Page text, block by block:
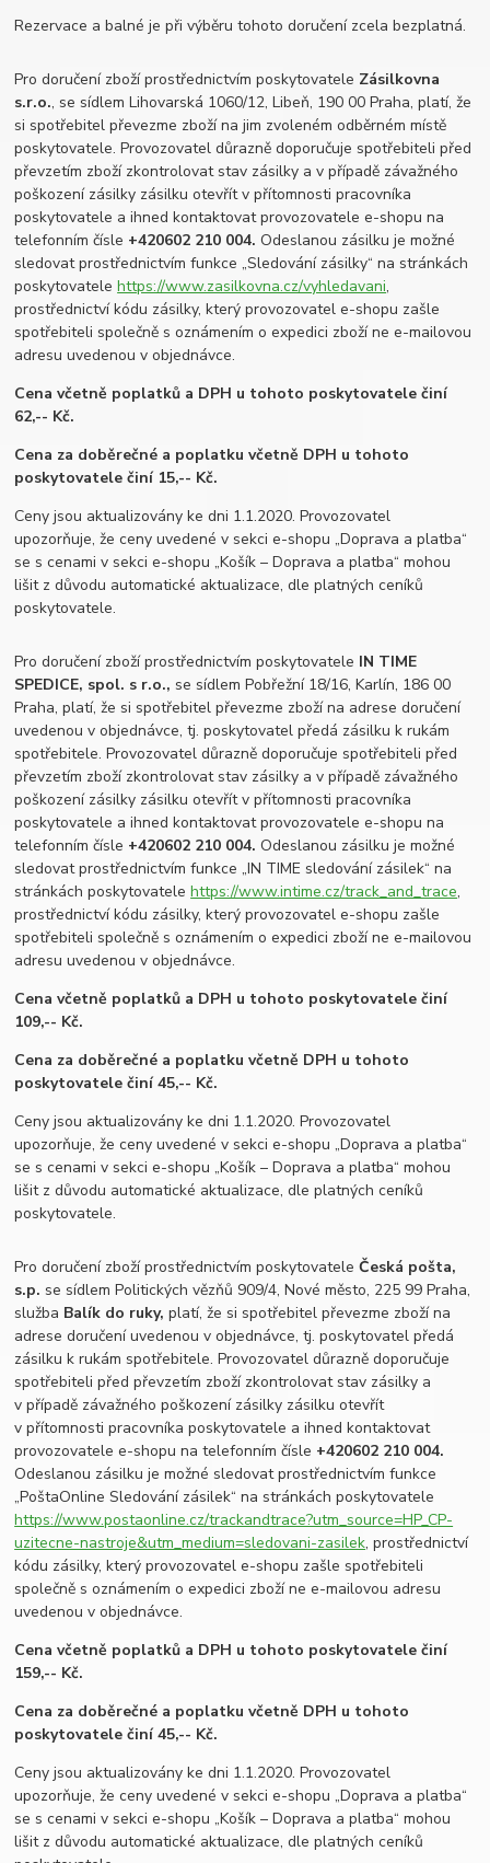
Rezervace a balné je při výběru tohoto doručení zcela bezplatná.
Pro doručení zboží prostřednictvím poskytovatele Zásilkovna
s.r.o., se sídlem Lihovarská 1060/12, Libeň, 190 00 Praha, platí, že
si spotřebitel převezme zboží na jim zvoleném odběrném místě
poskytovatele. Provozovatel důrazně doporučuje spotřebiteli před
převzetím zboží zkontrolovat stav zásilky a v případě závažného
poškození zásilky zásilku otevřít v přítomnosti pracovníka
poskytovatele a ihned kontaktovat provozovatele e-shopu na
telefonním čísle +420602 210 004.Odeslanou zásilku je možné
sledovat prostřednictvím funkce „Sledování zásilky“ na stránkách
poskytovatelehttps://www.zasilkovna.cz/vyhledavani,
prostřednictví kódu zásilky, který provozovatel e-shopu zašle
spotřebiteli společně s oznámením o expedici zboží ne e-mailovou
adresu uvedenou v objednávce.
Cena včetně poplatků a DPH u tohoto poskytovatele činí
62,-- Kč.
Cena za doběrečné a poplatku včetně DPH u tohoto
poskytovatele činí 15,-- Kč.
Ceny jsou aktualizovány ke dni 1.1.2020. Provozovatel
upozorňuje, že ceny uvedené v sekci e-shopu „Doprava a platba“
se s cenami v sekci e-shopu „Košík – Doprava a platba“ mohou
lišit z důvodu automatické aktualizace, dle platných ceníků
poskytovatele.
Pro doručení zboží prostřednictvím poskytovatele IN TIME
SPEDICE, spol. s r.o., se sídlem Pobřežní 18/16, Karlín, 186 00
Praha, platí, že si spotřebitel převezme zboží na adrese doručení
uvedenou v objednávce, tj. poskytovatel předá zásilku k rukám
spotřebitele. Provozovatel důrazně doporučuje spotřebiteli před
převzetím zboží zkontrolovat stav zásilky a v případě závažného
poškození zásilky zásilku otevřít v přítomnosti pracovníka
poskytovatele a ihned kontaktovat provozovatele e-shopu na
telefonním čísle +420602 210 004.Odeslanou zásilku je možné
sledovat prostřednictvím funkce „IN TIME sledování zásilek“ na
stránkách poskytovatelehttps://www.intime.cz/track_and_trace,
prostřednictví kódu zásilky, který provozovatel e-shopu zašle
spotřebiteli společně s oznámením o expedici zboží ne e-mailovou
adresu uvedenou v objednávce.
Cena včetně poplatků a DPH u tohoto poskytovatele činí
109,-- Kč.
Cena za doběrečné a poplatku včetně DPH u tohoto
poskytovatele činí 45,-- Kč.
Ceny jsou aktualizovány ke dni 1.1.2020. Provozovatel
upozorňuje, že ceny uvedené v sekci e-shopu „Doprava a platba“
se s cenami v sekci e-shopu „Košík – Doprava a platba“ mohou
lišit z důvodu automatické aktualizace, dle platných ceníků
poskytovatele.
Pro doručení zboží prostřednictvím poskytovateleČeská pošta,
s.p. se sídlem Politických vězňů 909/4, Nové město, 225 99 Praha,
služba Balík do ruky,platí, že si spotřebitel převezme zboží na
adrese doručení uvedenou v objednávce, tj. poskytovatel předá
zásilku k rukám spotřebitele. Provozovatel důrazně doporučuje
spotřebiteli před převzetím zboží zkontrolovat stav zásilky a
v případě závažného poškození zásilky zásilku otevřít
v přítomnosti pracovníka poskytovatele a ihned kontaktovat
provozovatele e-shopu na telefonním čísle +420602 210 004.
Odeslanou zásilku je možné sledovat prostřednictvím funkce
„PoštaOnline Sledování zásilek“ na stránkách poskytovatele
https://www.postaonline.cz/trackandtrace?utm_source=HP_CP-
uzitecne-nastroje&utm_medium=sledovani-zasilek, prostřednictví
kódu zásilky, který provozovatel e-shopu zašle spotřebiteli
společně s oznámením o expedici zboží ne e-mailovou adresu
uvedenou v objednávce.
Cena včetně poplatků a DPH u tohoto poskytovatele činí
159,-- Kč.
Cena za doběrečné a poplatku včetně DPH u tohoto
poskytovatele činí 45,-- Kč.
Ceny jsou aktualizovány ke dni 1.1.2020. Provozovatel
upozorňuje, že ceny uvedené v sekci e-shopu „Doprava a platba“
se s cenami v sekci e-shopu „Košík – Doprava a platba“ mohou
lišit z důvodu automatické aktualizace, dle platných ceníků